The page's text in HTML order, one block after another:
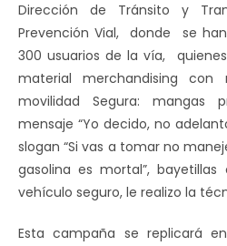
Dirección de Tránsito y
Prevención Vial, donde se
300 usuarios de la vía, quienes
material merchandising con
movilidad Segura: mangas
mensaje “Yo decido, no
slogan “Si vas a tomar no
gasolina es mortal”,
vehículo seguro, le realizo la
Esta campaña se replicará